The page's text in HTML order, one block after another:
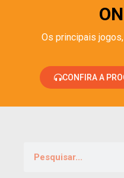
Os principais
CONFIRA A